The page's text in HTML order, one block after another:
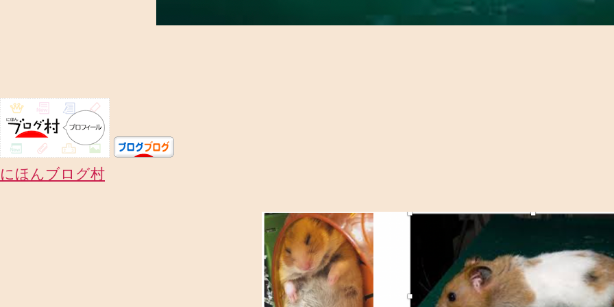
にほんブログ村